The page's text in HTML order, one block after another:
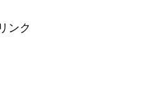
ンク